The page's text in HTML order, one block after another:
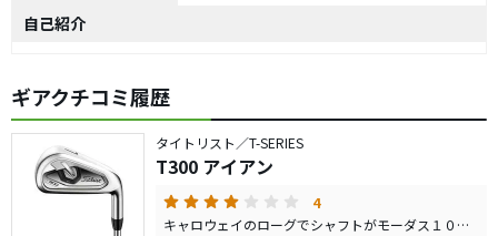
自己紹介
ギアクチコミ履歴
タイトリスト／T-SERIES
T300 アイアン
4
キャロウェイのローグでシャフトがモーダス１０５を使用していましたが手首の慢性的な痛みの為カーボンシャフトのアイアンを探していてT300を購入しました。シャフトの重さや調子が全然違うので心配してましたが飛距離アップにつながりました。最初は違和感があったが次第に慣れてきました。残念な所は全番手同じデザインのバックフェイスにしてほしかった。